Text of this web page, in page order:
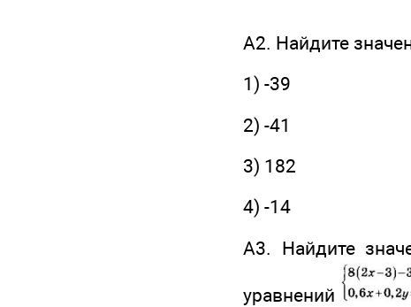
А2. Найдите
1) -39
2) -41
3) 182
4) -14
А3. Найдите
уравнений